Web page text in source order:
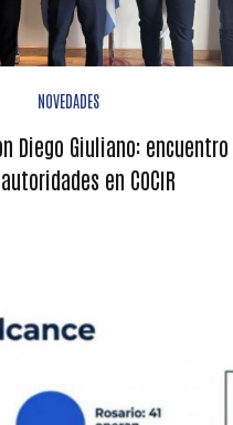
NOVEDADES
Diego Giuliano: encuentro
en COCIR